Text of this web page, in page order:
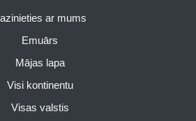
ar mums
Emuārs
Mājas lapa
Visi kontinentu
Visas valstis